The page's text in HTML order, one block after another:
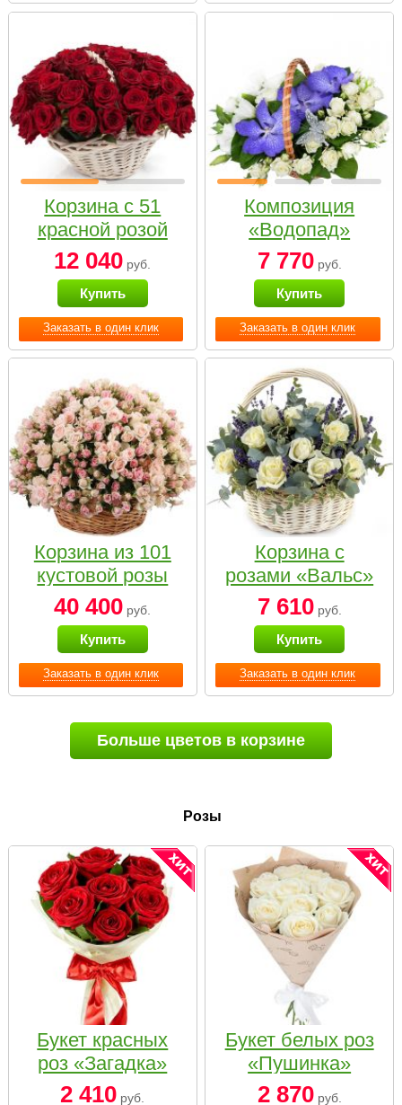
Заказать в один клик
Корзина с 51
красной розой
12 040 руб.
Купить
Заказать в один клик
Композиция
«Водопад»
7 770руб.
Купить
Заказать в один клик
Корзина из 101
кустовой розы
нежных тонов
40 400 руб.
Купить
Заказать в один клик
Корзина с
розами «Вальс»
7 610руб.
Купить
Больше цветов в корзине
Розы
Букет красных
роз «Загадка»
2 410 руб.
Букет белых роз
«Пушинка»
2 870руб.